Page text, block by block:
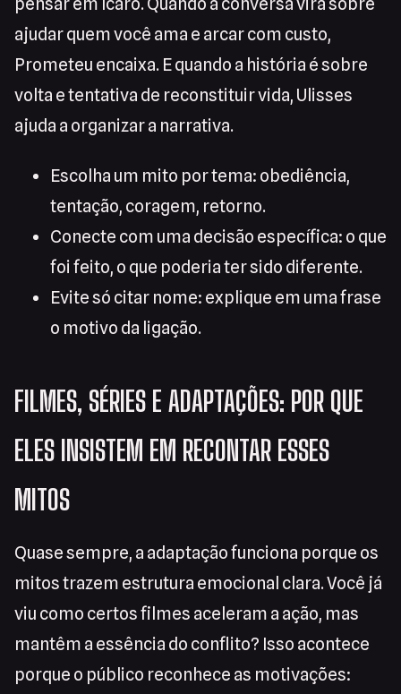
ajudar quem você ama e arcar com custo,
Prometeu encaixa. E quando a história é sobre
volta e tentativa de reconstituir vida, Ulisses
ajuda a organizar a narrativa.
Escolha um mito por tema: obediência,
tentação, coragem, retorno.
Conecte com uma decisão específica: o que
foi feito, o que poderia ter sido diferente.
Evite só citar nome: explique em uma frase
o motivo da ligação.
FILMES, SÉRIES E ADAPTAÇÕES: POR QUE
ELES INSISTEM EM RECONTAR ESSES
MITOS
Quase sempre, a adaptação funciona porque os
mitos trazem estrutura emocional clara. Você já
viu como certos filmes aceleram a ação, mas
mantêm a essência do conflito? Isso acontece
porque o público reconhece as motivações: